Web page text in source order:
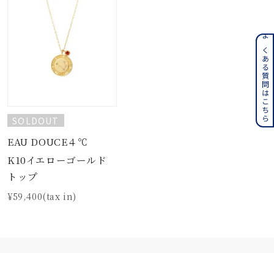
SOLDOUT
EAU DOUCE４℃
K10イエローゴールド
トップ
¥59,400(tax in)
よくある質問はこちら